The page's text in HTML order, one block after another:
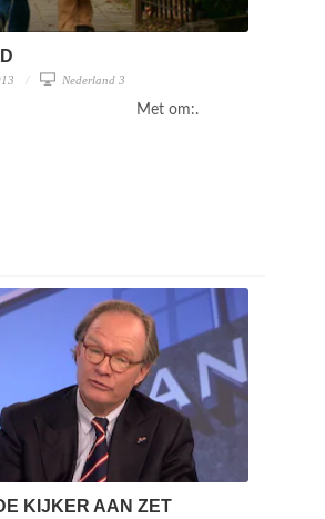
Nederland 3
Met om:.
KIJKER AAN ZET